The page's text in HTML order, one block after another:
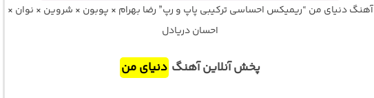
آهنگ دنیای من “ریمیکس احساسی ترکیبی پاپ و رپ” رضا بهرام × پوبون × شروین × نوان ×
احسان دریادل
پخش آنلاین آهنگ دنیای من